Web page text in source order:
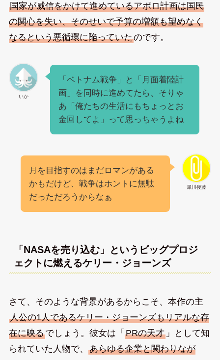
国家が威信をかけて進めているアポロ計画は国民
の関心を失い、そのせいで予算の増額も望めなく
なるという悪循環に陥っていたのです。
いか
「ベトナム戦争」と「月面着陸計
画」を同時に進めてたら、そりゃ
あ「俺たちの生活にもちょっとお
金回してよ」って思っちゃうよね
犀川後藤
月を目指すのはまだロマンがある
かもだけど、戦争はホントに無駄
だっただろうからなぁ
「NASAを売り込む」というビッグプロジ
ェクトに燃えるケリー・ジョーンズ
さて、そのような背景があるからこそ、本作の主
人公の1人であるケリー・ジョーンズもリアルな存
在に映るでしょう。彼女は「 PRの天才」として知
られていた人物で、 あらゆる企業と関わりなが